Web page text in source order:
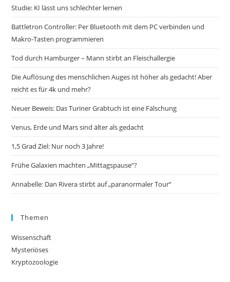
Studie: KI lässt uns schlechter lernen
Battletron Controller: Per Bluetooth mit dem PC verbinden und
Makro-Tasten programmieren
Tod durch Hamburger – Mann stirbt an Fleischallergie
Die Auflösung des menschlichen Auges ist höher als gedacht! Aber
reicht es für 4k und mehr?
Neuer Beweis: Das Turiner Grabtuch ist eine Fälschung
Venus, Erde und Mars sind älter als gedacht
1,5 Grad Ziel: Nur noch 3 Jahre!
Frühe Galaxien machten „Mittagspause“?
Annabelle: Dan Rivera stirbt auf „paranormaler Tour“
Themen
Wissenschaft
Mysteriöses
Kryptozoologie